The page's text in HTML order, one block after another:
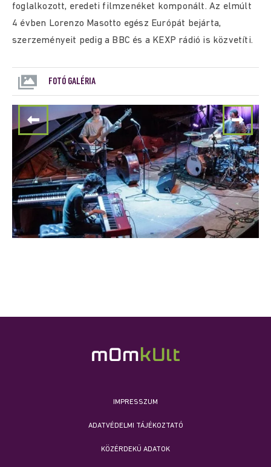
foglalkozott, eredeti filmzenéket komponált. Az elmúlt
4 évben Lorenzo Masotto egész Európát bejárta,
szerzeményeit pedig a BBC és a KEXP rádió is közvetíti.
FOTÓ GALÉRIA
IMPRESSZUM
ADATVÉDELMI TÁJÉKOZTATÓ
KÖZÉRDEKŰ ADATOK